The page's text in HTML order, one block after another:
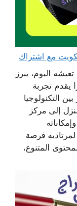
اليوم، يبرز
يقدم تجربة
التكنولوجيا
إلى مركز
فرصة
المتنوع،